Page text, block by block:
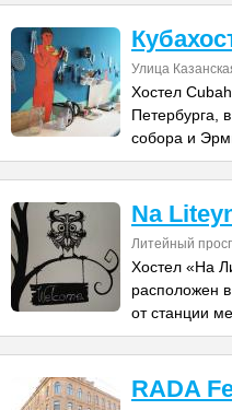
Улица
Хостел
Петербурга,
собора и
Na
Литейный
Хостел «На
расположен
от станции
RADA